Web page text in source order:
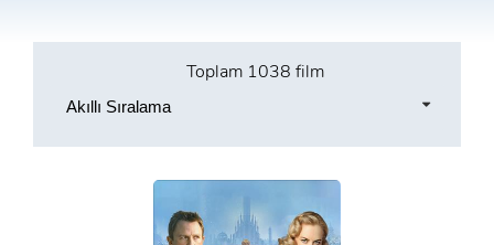
Toplam 1038 film
Akıllı Sıralama